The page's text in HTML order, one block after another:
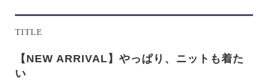
TITLE
【NEW ARRIVAL】やっぱり、ニットも着た
い